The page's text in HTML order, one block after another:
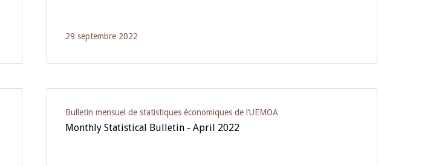
29 septembre 2022
Bulletin mensuel de statistiques économiques de l‘UEMOA
Monthly Statistical Bulletin - April 2022